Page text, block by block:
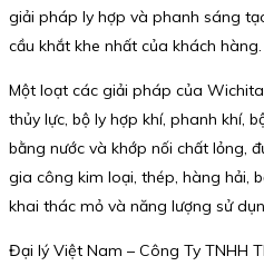
giải pháp ly hợp và phanh sáng
cầu khắt khe nhất của khách hàng.
Một loạt các giải pháp của
thủy lực, bộ ly hợp khí, phanh khí,
bằng nước và khớp nối chất lỏng,
gia công kim loại, thép, hàng hải,
khai thác mỏ và năng lượng sử
Đại lý Việt Nam – Công Ty TNHH